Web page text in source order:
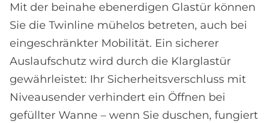
Mit der beinahe ebenerdigen Glastür können
Sie die Twinline mühelos betreten, auch bei
eingeschränkter Mobilität. Ein sicherer
Auslaufschutz wird durch die Klarglastür
gewährleistet: Ihr Sicherheitsverschluss mit
Niveausender verhindert ein Öffnen bei
gefüllter Wanne – wenn Sie duschen, fungiert